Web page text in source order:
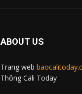
ABOUT US
Trang web
Thông Cali Today